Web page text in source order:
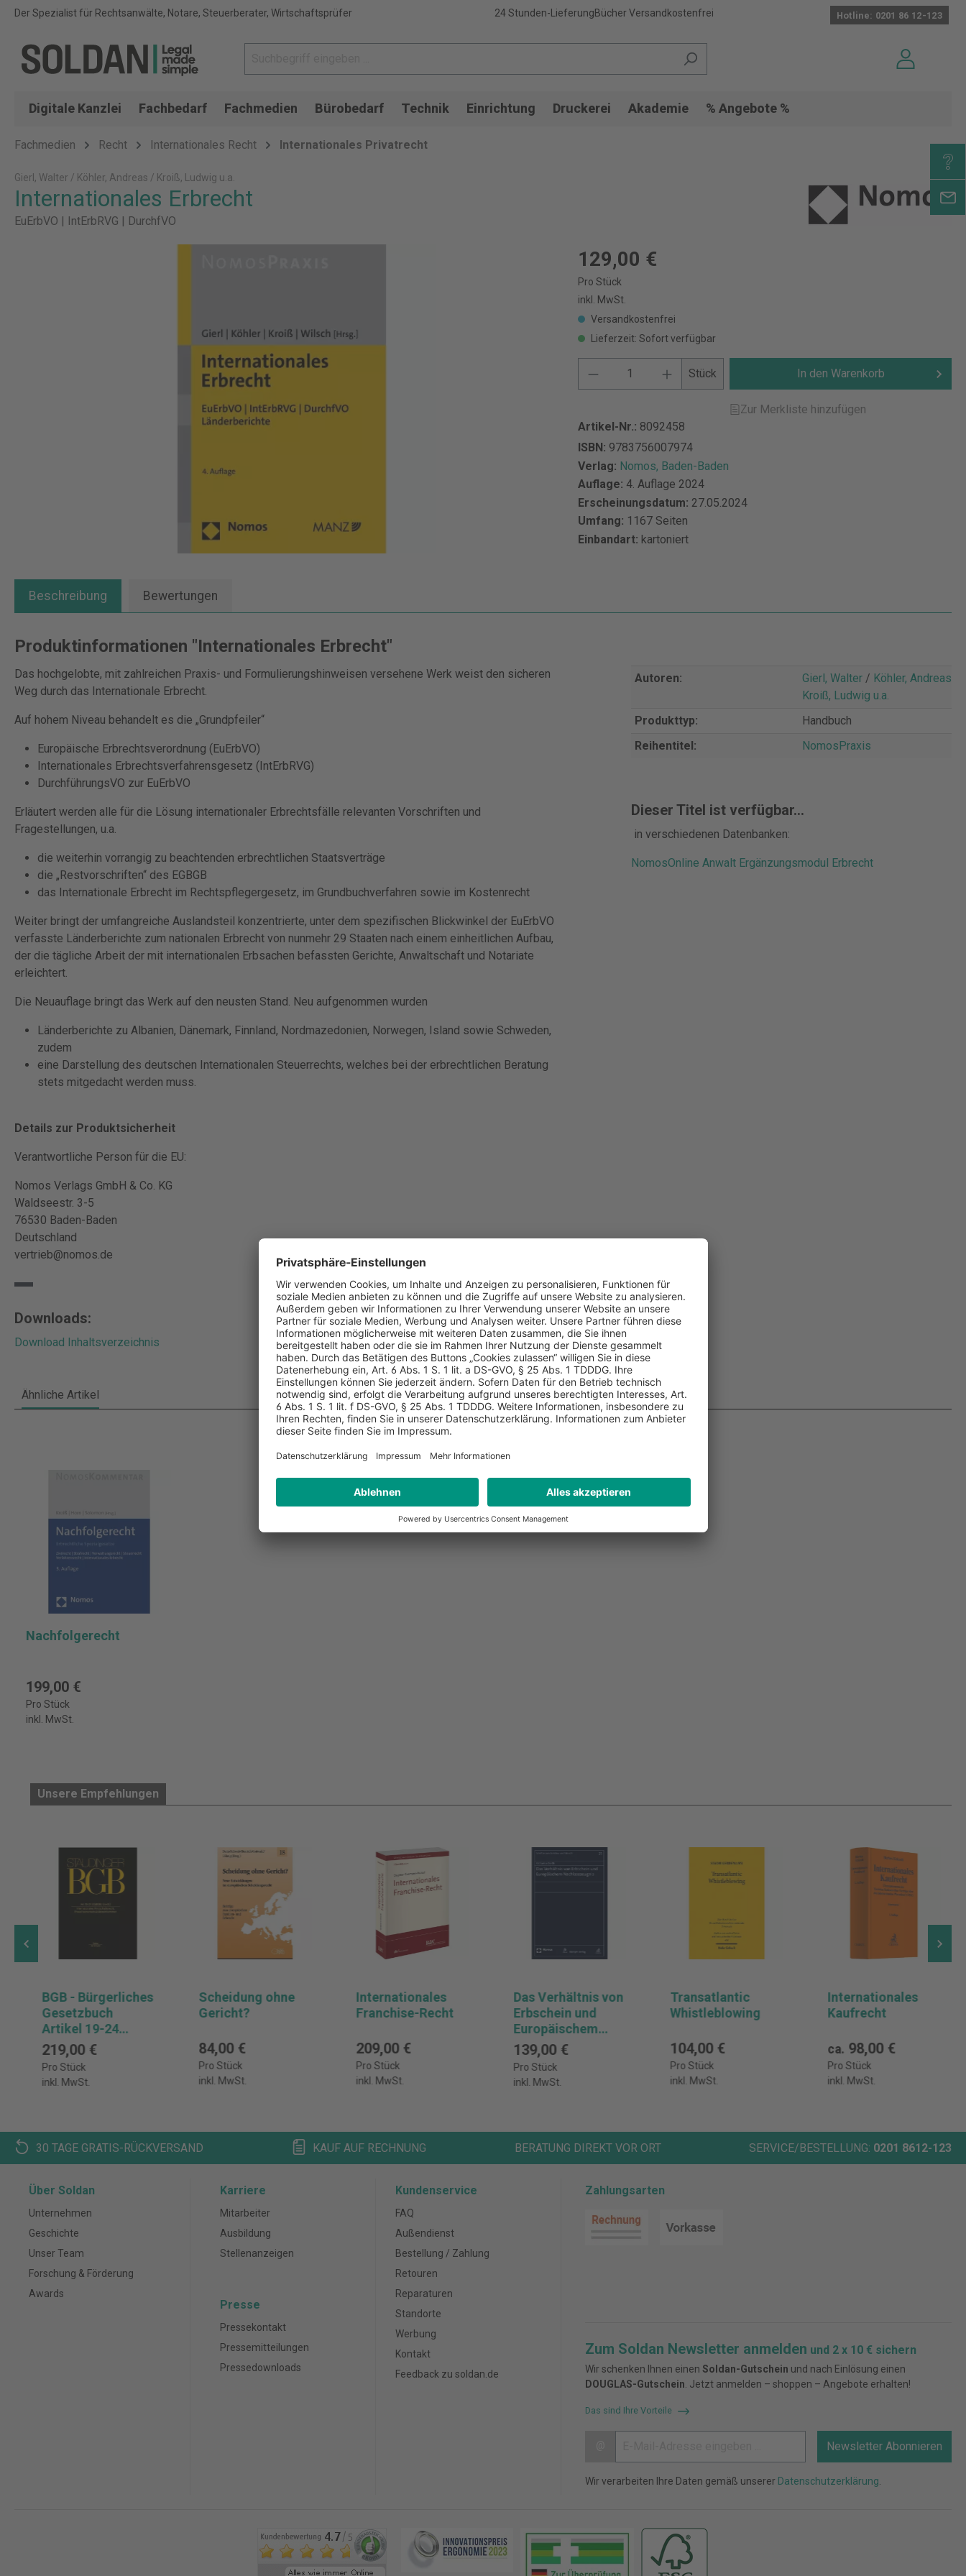
Der Spezialist für Rechtsanwälte, Notare, Steuerberater, Wirtschaftsprüfer 24 Stunden-LieferungBücher Versandkostenfrei Hotline: 0201 86 12-123
Digitale Kanzlei Fachbedarf Fachmedien Bürobedarf Technik Einrichtung Druckerei Akademie % Angebote %
Fachmedien Recht Internationales Recht Internationales Privatrecht
Gierl, Walter / Köhler, Andreas / Kroiß, Ludwig u.a.
Internationales Erbrecht
EuErbVO | IntErbRVG | DurchfVO
129,00 €
Pro Stück
inkl. MwSt.
Versandkostenfrei
Lieferzeit: Sofort verfügbar
Stück In den Warenkorb
Zur Merkliste hinzufügen
Artikel-Nr.: 8092458
ISBN: 9783756007974
Verlag: Nomos, Baden-Baden
Auflage: 4. Auflage 2024
Erscheinungsdatum: 27.05.2024
Umfang: 1167 Seiten
Einbandart: kartoniert
Beschreibung Bewertungen
Produktinformationen "Internationales Erbrecht"
Das hochgelobte, mit zahlreichen Praxis- und Formulierungshinweisen versehene Werk weist den sicheren
Weg durch das Internationale Erbrecht.
Auf hohem Niveau behandelt es die „Grundpfeiler“
Europäische Erbrechtsverordnung (EuErbVO)
Internationales Erbrechtsverfahrensgesetz (IntErbRVG)
DurchführungsVO zur EuErbVO
Erläutert werden alle für die Lösung internationaler Erbrechtsfälle relevanten Vorschriften und
Fragestellungen, u.a.
die weiterhin vorrangig zu beachtenden erbrechtlichen Staatsverträge
die „Restvorschriften“ des EGBGB
das Internationale Erbrecht im Rechtspflegergesetz, im Grundbuchverfahren sowie im Kostenrecht
Weiter bringt der umfangreiche Auslandsteil konzentrierte, unter dem spezifischen Blickwinkel der EuErbVO
verfasste Länderberichte zum nationalen Erbrecht von nunmehr 29 Staaten nach einem einheitlichen Aufbau,
der die tägliche Arbeit der mit internationalen Erbsachen befassten Gerichte, Anwaltschaft und Notariate
erleichtert.
Die Neuauflage bringt das Werk auf den neusten Stand. Neu aufgenommen wurden
Länderberichte zu Albanien, Dänemark, Finnland, Nordmazedonien, Norwegen, Island sowie Schweden,
zudem
eine Darstellung des deutschen Internationalen Steuerrechts, welches bei der erbrechtlichen Beratung
stets mitgedacht werden muss.
Details zur Produktsicherheit
Verantwortliche Person für die EU:
Nomos Verlags GmbH & Co. KG
Waldseestr. 3-5
76530 Baden-Baden
Deutschland
vertrieb@nomos.de
Autoren: Gierl, Walter / Köhler, Andreas
Kroiß, Ludwig u.a.
Produkttyp:
Handbuch
Reihentitel:
NomosPraxis
Dieser Titel ist verfügbar...
in verschiedenen Datenbanken:
NomosOnline Anwalt Ergänzungsmodul Erbrecht
Downloads:
Download Inhaltsverzeichnis
Ähnliche Artikel
Nachfolgerecht
199,00 €
Pro Stück
inkl. MwSt.
Unsere Empfehlungen
BGB - Bürgerliches
Gesetzbuch
Artikel 19-24
EGBGB, ErwSÜ
219,00 €
Pro Stück
inkl. MwSt.
Scheidung ohne
Gericht?
84,00 €
Pro Stück
inkl. MwSt.
Internationales
Franchise-Recht
209,00 €
Pro Stück
inkl. MwSt.
Das Verhältnis von
Erbschein und
Europäischem
Nachlasszeugnis
139,00 €
Pro Stück
inkl. MwSt.
Transatlantic
Whistleblowing
104,00 €
Pro Stück
inkl. MwSt.
Internationales
Kaufrecht
ca. 98,00 €
Pro Stück
inkl. MwSt.
30 TAGE GRATIS-RÜCKVERSAND KAUF AUF RECHNUNG BERATUNG DIREKT VOR ORT SERVICE/BESTELLUNG: 0201 8612-123
Über Soldan
Unternehmen
Geschichte
Unser Team
Forschung & Förderung
Awards
Karriere
Mitarbeiter
Ausbildung
Stellenanzeigen
Presse
Pressekontakt
Pressemitteilungen
Pressedownloads
Kundenservice
FAQ
Außendienst
Bestellung / Zahlung
Retouren
Reparaturen
Standorte
Werbung
Kontakt
Feedback zu soldan.de
Zahlungsarten
Zum Soldan Newsletter anmelden und 2 x 10 € sichern
Wir schenken Ihnen einen Soldan-Gutschein und nach Einlösung einen
DOUGLAS-Gutschein . Jetzt anmelden – shoppen – Angebote erhalten!
Das sind Ihre Vorteile
Newsletter Abonnieren
Wir verarbeiten Ihre Daten gemäß unserer Datenschutzerklärung